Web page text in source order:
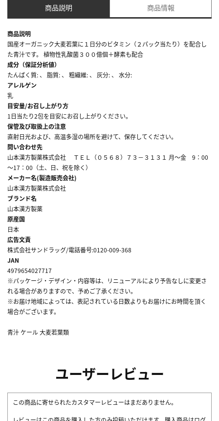
商品説明 商品情報
商品説明
国産オーガニック大麦若葉に１日分のビタミン（２パック当たり）を配合し
た青汁です。 植物性乳酸菌３００億個＋酵素も配合
成分（保証分析値）
たんぱく質: 、 脂質: 、 粗繊維: 、 灰分: 、 水分:
アレルゲン
乳
目安量/お召し上がり方
1日当たり2包を目安にお召し上がりください。
保管及び取扱上の注意
直射日光および、高温多湿の場所を避けて、保存してください。
問い合わせ先
山本漢方製薬株式会社 ＴＥＬ（０５６８）７３－３１３１ 月～金 9：00
～17：00（土、日、祝を除く）
メーカー名(製造販売会社)
山本漢方製薬株式会社
ブランド名
山本漢方製薬
原産国
日本
広告文責
株式会社サンドラッグ/電話番号:0120-009-368
JAN
4979654027717
※パッケージ・デザイン・内容等は、リニューアルにより予告なしに変更さ
れる場合がありますので、予めご了承ください。
※お届け地域によっては、表記されている日数よりもお届けにお時間を頂く
場合がございます。
青汁 ケール 大麦若葉類
ユーザーレビュー
この商品に寄せられたカスタマーレビューはまだありません。